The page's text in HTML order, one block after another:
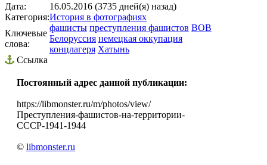
Дата:
16.05.2016 (3735 дней(я) назад)
Категория:История в фотографиях
Ключевые
слова:
фашисты преступления фашистов ВОВ
Белоруссия немецкая оккупация
концлагеря Хатынь
Ссылка
Постоянный адрес данной публикации:
https://libmonster.ru/m/photos/view/
Преступления-фашистов-на-территории-
СССР-1941-1944
© libmonster.ru